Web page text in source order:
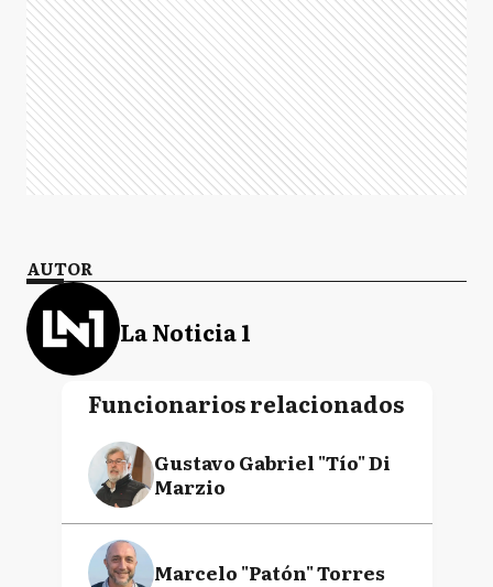
AUTOR
La Noticia 1
Funcionarios relacionados
Gustavo Gabriel "Tío" Di
Marzio
Marcelo "Patón" Torres